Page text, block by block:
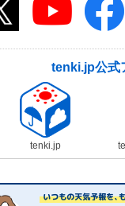
tenki.jp公式
tenki.jp